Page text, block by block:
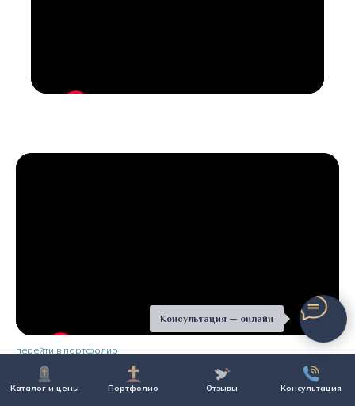
Каталог и цены Портфолио Отзывы Консультация
Консультация — онлайн
перейти в портфолио